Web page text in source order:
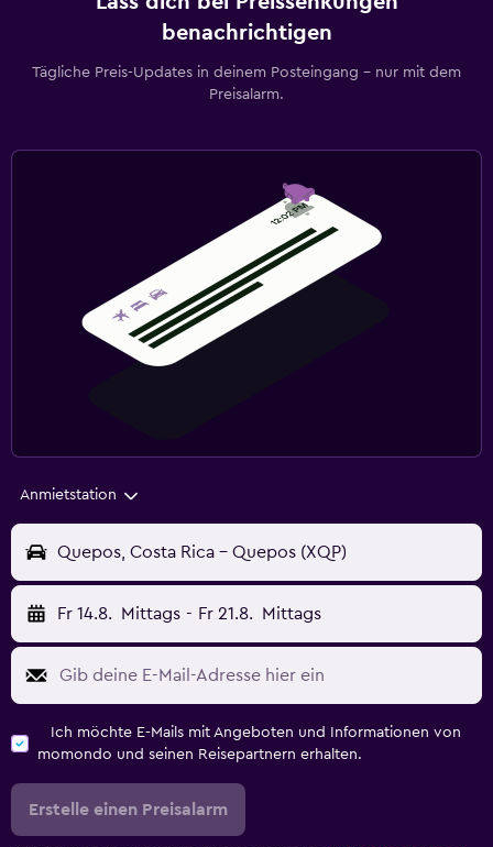
benachrichtigen
Tägliche Preis-Updates in deinem Posteingang – nur mit dem
Preisalarm.
Anmietstation
Quepos, Costa Rica - Quepos (XQP)
Fr 14.8. Mittags - Fr 21.8. Mittags
Ich möchte E-Mails mit Angeboten und Informationen von
momondo und seinen Reisepartnern erhalten.
Erstelle einen Preisalarm